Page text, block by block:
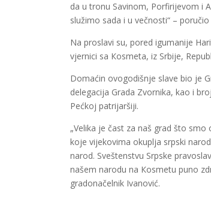
da u tronu Savinom, Porfirijevom i
služimo sada i u večnosti“ –
Na proslavi su, pored igumanije
vjernici sa Кosmeta, iz Srbije,
Domaćin ovogodišnje slave bio je
delegacija Grada Zvornika, kao i
Pećkoj patrijaršiji.
„Velika je čast za naš grad što
koje vijekovima okuplja srpski
narod. Sveštenstvu Srpske
našem narodu na Кosmetu puno
gradonačelnik Ivanović.